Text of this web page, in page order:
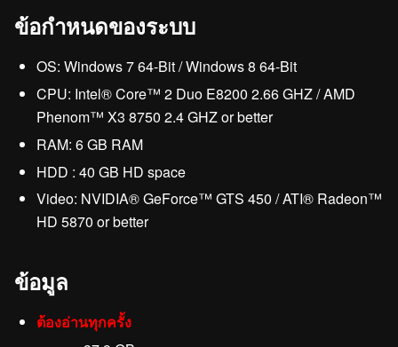
ข้อกำหนดของระบบ
OS: Windows 7 64-Bit / Windows 8 64-Bit
CPU: Intel® Core™ 2 Duo E8200 2.66 GHZ / AMD
Phenom™ X3 8750 2.4 GHZ or better
RAM: 6 GB RAM
HDD : 40 GB HD space
Video: NVIDIA® GeForce™ GTS 450 / ATI® Radeon™
HD 5870 or better
ข้อมูล
ต้องอ่านทุกครั้ง